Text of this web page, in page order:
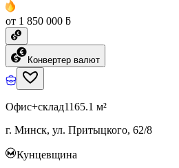
от 1 850 000 ƃ
Конвертер валют
Офис+склад1165.1 м²
г. Минск, ул. Притыцкого, 62/8
Кунцевщина